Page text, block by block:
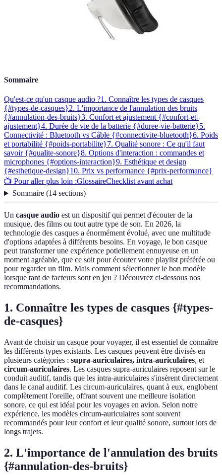
Sommaire
Qu'est-ce qu'un casque audio ?1. Connaître les types de casques
{#types-de-casques}2. L'importance de l'annulation des bruits
{#annulation-des-bruits}3. Confort et ajustement {#confort-et-
ajustement}4. Durée de vie de la batterie {#duree-vie-batterie}5.
Connectivité : Bluetooth vs Câble {#connectivite-bluetooth}6. Poids
et portabilité {#poids-portabilite}7. Qualité sonore : Ce qu'il faut
savoir {#qualite-sonore}8. Options d'interaction : commandes et
microphones {#options-interaction}9. Esthétique et design
{#esthetique-design}10. Prix vs performance {#prix-performance}
📺 Pour aller plus loin :GlossaireChecklist avant achat
Sommaire(14 sections)
Un casque audio est un dispositif qui permet d'écouter de la
musique, des films ou tout autre type de son. En 2026, la
technologie des casques a énormément évolué, avec une multitude
d'options adaptées à différents besoins. En voyage, le bon casque
peut transformer une expérience potiellement ennuyeuse en un
moment agréable, que ce soit pour écouter votre playlist préférée ou
pour regarder un film. Mais comment sélectionner le bon modèle
lorsque tant de facteurs sont en jeu ? Découvrez ci-dessous nos
recommandations.
1. Connaître les types de casques {#types-
de-casques}
Avant de choisir un casque pour voyager, il est essentiel de connaître
les différents types existants. Les casques peuvent être divisés en
plusieurs catégories : supra-auriculaires, intra-auriculaires, et
circum-auriculaires. Les casques supra-auriculaires reposent sur le
conduit auditif, tandis que les intra-auriculaires s'insèrent directement
dans le canal auditif. Les circum-auriculaires, quant à eux, englobent
complètement l'oreille, offrant souvent une meilleure isolation
sonore, ce qui est idéal pour les voyages en avion. Selon notre
expérience, les modèles circum-auriculaires sont souvent
recommandés pour leur confort et leur qualité sonore, surtout lors de
longs trajets.
2. L'importance de l'annulation des bruits
{#annulation-des-bruits}